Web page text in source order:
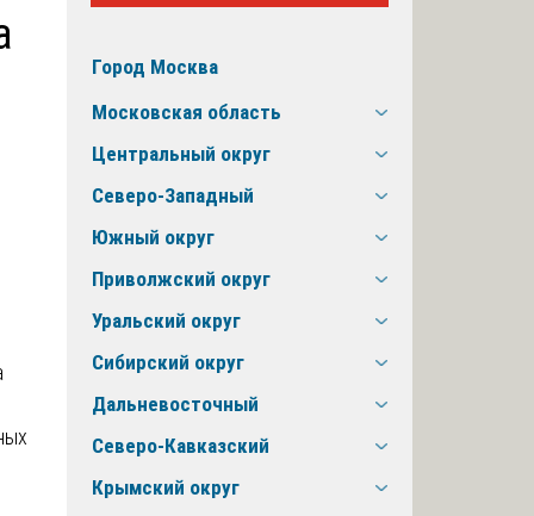
Город Москва
Московская область
Центральный округ
Северо-Западный
Южный округ
Приволжский округ
Уральский округ
Сибирский округ
Дальневосточный
Северо-Кавказский
Крымский округ